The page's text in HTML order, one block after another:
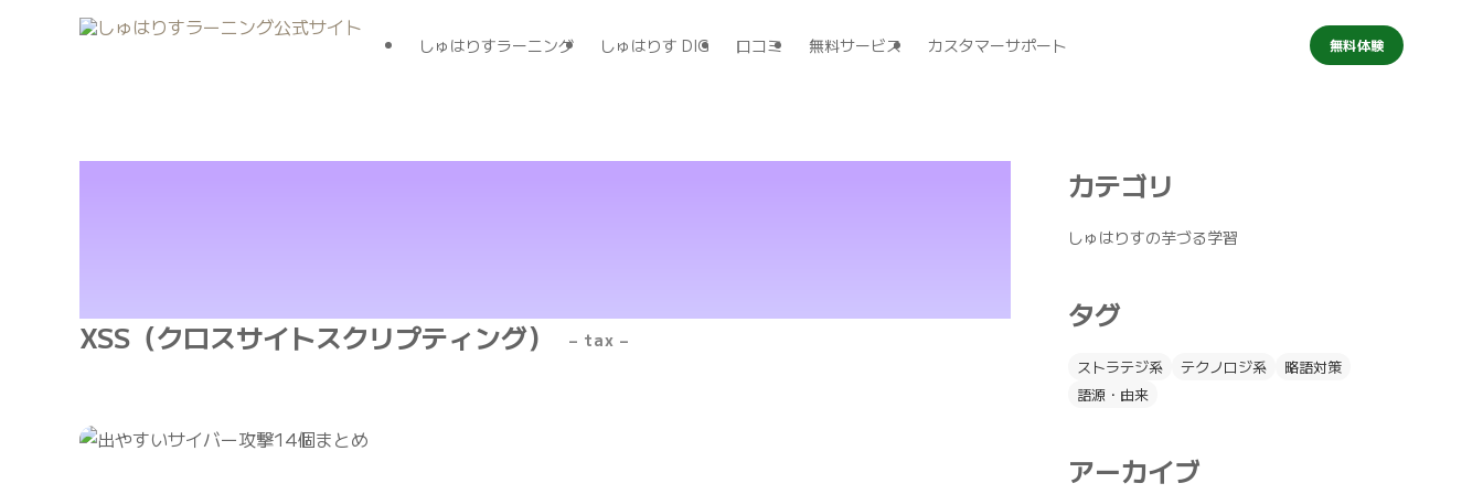
しゅはりすラーニング しゅはりす DIG 口コミ 無料サービス カスタマーサポート 無料体験
XSS（クロスサイトスクリプティング） – tax –
カテゴリ
しゅはりすの芋づる学習
タグ
ストラテジ系 テクノロジ系
略語対策
語源・由来
アーカイブ